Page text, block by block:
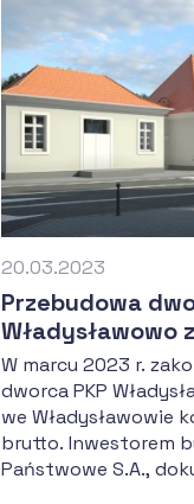
20.03.2023
Przebudowa
Władysławowo
W marcu 2023 r.
dworca PKP
we Władysławowie
brutto. Inwestorem
Państwowe S.A.,